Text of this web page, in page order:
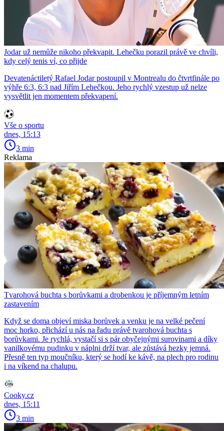
Jodar už nemůže nikoho překvapit. Lehečku porazil právě ve chvíli,
kdy celý tenis ví, co přijde
Devatenáctiletý Rafael Jodar postoupil v Montrealu do čtvrtfinále po
výhře 6:3, 6:3 nad Jiřím Lehečkou. Jeho rychlý vzestup už nelze
vysvětlit jen momentem překvapení.
Vše o sportu
dnes, 15:13
3 min
Reklama
Tvarohová buchta s borůvkami a drobenkou je příjemným letním
zastavením
Když se doma objeví miska borůvek a venku je na velké pečení
moc horko, přichází u nás na řadu právě tvarohová buchta s
borůvkami. Je rychlá, vystačí si s pár obyčejnými surovinami a díky
vanilkovému pudinku v náplni drží tvar, ale zůstává hezky jemná.
Přesně ten typ moučníku, který se hodí ke kávě, na plech pro rodinu
i na víkend na chalupu.
Cooky.cz
dnes, 15:11
3 min